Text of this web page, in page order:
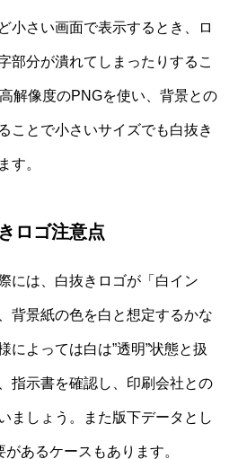
小さい画面で表示するとき、ロ
部分が潰れてしまったりするこ
解像度のPNGを使い、背景との
ことで小さいサイズでも白抜き
す。
ロゴ注意点
には、白抜きロゴが「白イン
背景紙の色を白と想定するかな
によっては白は”透明”状態と扱
指示書を確認し、印刷会社との
ましょう。また版下データとし
があるケースもあります。